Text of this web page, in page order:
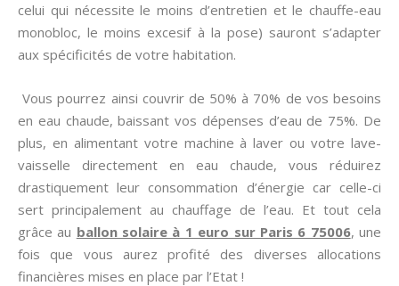
celui qui nécessite le moins d’entretien et le chauffe-eau
monobloc, le moins excesif à la pose) sauront s’adapter
aux spécificités de votre habitation.
Vous pourrez ainsi couvrir de 50% à 70% de vos besoins
en eau chaude, baissant vos dépenses d’eau de 75%. De
plus, en alimentant votre machine à laver ou votre lave-
vaisselle directement en eau chaude, vous réduirez
drastiquement leur consommation d’énergie car celle-ci
sert principalement au chauffage de l’eau. Et tout cela
grâce au ballon solaire à 1 euro sur Paris 6 75006, une
fois que vous aurez profité des diverses allocations
financières mises en place par l’Etat !